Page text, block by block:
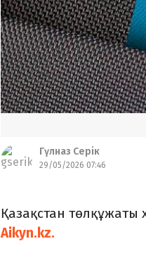
Гүлназ Серік
29/05/2026 07:46
Қазақстан
Aikyn.kz.